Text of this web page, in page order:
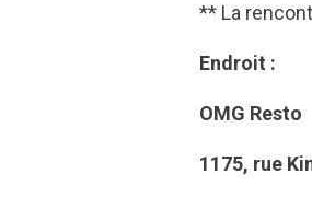
** La
Endroit :
OMG Resto
1175, rue